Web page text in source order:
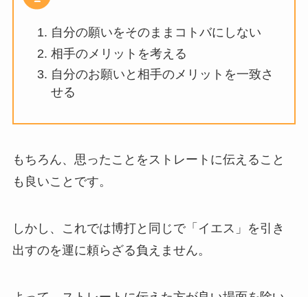
自分の願いをそのままコトバにしない
相手のメリットを考える
自分のお願いと相手のメリットを一致さ
せる
もちろん、思ったことをストレートに伝えること
も良いことです。
しかし、これでは博打と同じで「イエス」を引き
出すのを運に頼らざる負えません。